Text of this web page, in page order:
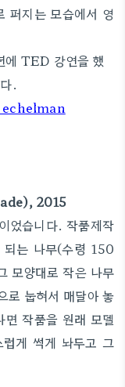
퍼지는 모습에서 영
에 TED 강연을 했
.
2015
었습니다. 작품제작
되는 나무(수령 150
모양대로 작은 나무
로 눕혀서 매달아 놓
작품을 원래 모델
게 썩게 놔두고 그